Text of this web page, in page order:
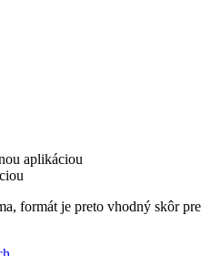
aplikáciou
formát je preto vhodný skôr pre